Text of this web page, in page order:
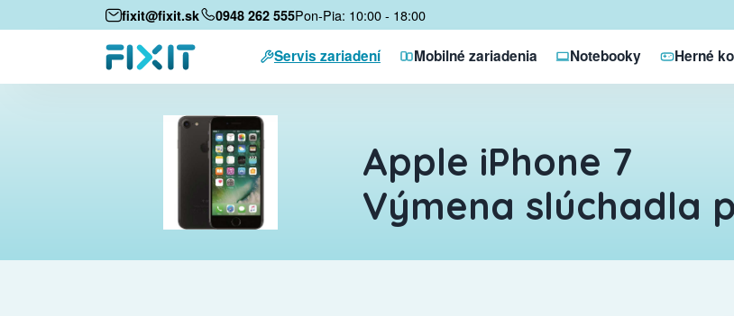
fixit@fixit.sk 0948 262 555Pon-Pia: 10:00 - 18:00
Servis zariadení Mobilné zariadenia Notebooky Herné
Apple iPhone 7
Výmena slúchadla